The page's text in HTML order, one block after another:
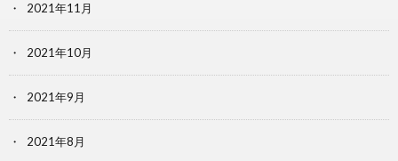
2021年11月
2021年10月
2021年9月
2021年8月